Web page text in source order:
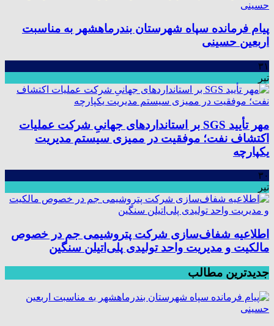
پیام فرمانده سپاه شهرستان بندرماهشهر به مناسبت
اربعین حسینی
۳۱
تیر
مهر تأیید SGS بر استانداردهای جهانیِ شرکت عملیات
اکتشاف نفت؛ موفقیت در ممیزی سیستم مدیریت
یکپارچه
۳۰
تیر
اطلاعیه شفاف‌سازی شرکت پتروشیمی جم در خصوص
مالکیت و مدیریت واحد تولیدی پلی‌اتیلن سنگین
جدیدترین مطالب